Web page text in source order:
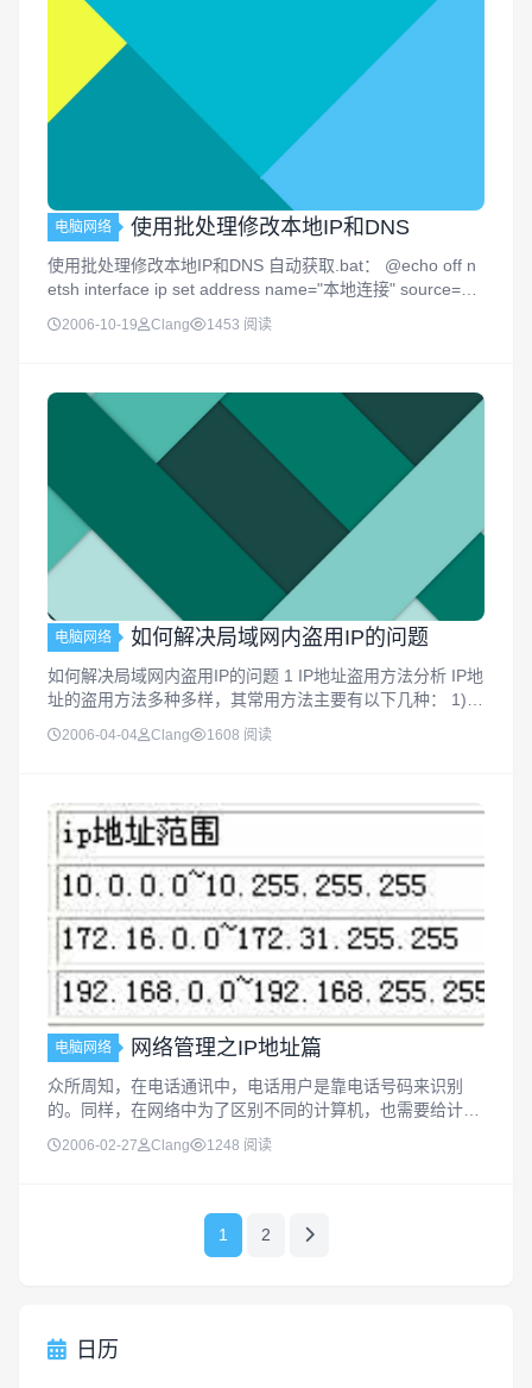
电脑网络 使用批处理修改本地IP和DNS
使用批处理修改本地IP和DNS 自动获取.bat： @echo off n
etsh interface ip set address name="本地连接" source=dh
cp ipconfig /flushdns手动分配.bat...
2006-10-19 Clang 1453 阅读
电脑网络 如何解决局域网内盗用IP的问题
如何解决局域网内盗用IP的问题 1 IP地址盗用方法分析 IP地
址的盗用方法多种多样，其常用方法主要有以下几种： 1)
静态修改IP地址 对于任何一个TCP/IP实现来说，IP地址都
是其用户配置的必选项。如果用户在配置TCP/IP 或...
2006-04-04 Clang 1608 阅读
电脑网络 网络管理之IP地址篇
众所周知，在电话通讯中，电话用户是靠电话号码来识别
的。同样，在网络中为了区别不同的计算机，也需要给计算
机指定一个号码，这个号码就是“IP地址”。什么是IP地址所
谓IP地址就是给每个连接在Internet上的主机分配的一个32b
2006-02-27 Clang 1248 阅读
1 2
日历